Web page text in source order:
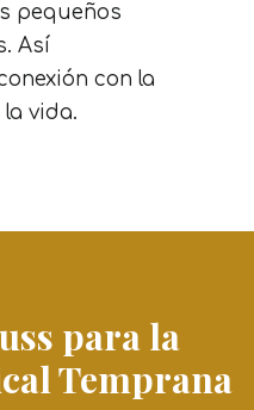
pequeños
Así
con la
vida.
para la
Temprana